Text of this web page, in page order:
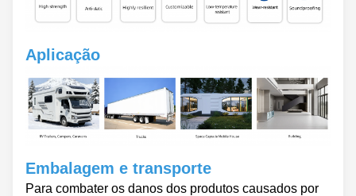
Aplicação
Embalagem e transporte
Para combater os danos dos produtos causados por